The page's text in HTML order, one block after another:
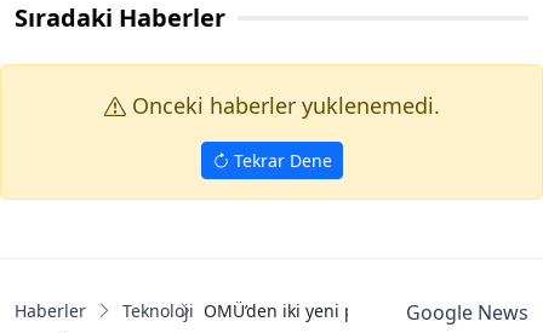
Sıradaki Haberler
Onceki haberler yuklenemedi.
Tekrar Dene
Haberler Teknoloji OMÜ’den iki yeni patent: Tepsilerde
Google News